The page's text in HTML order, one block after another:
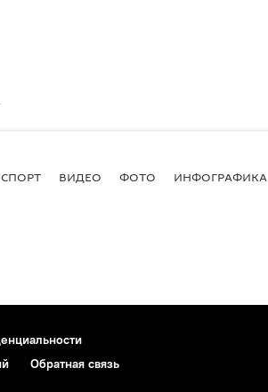
СПОРТ ВИДЕО ФОТО ИНФОГРАФИКА
Обратная связь